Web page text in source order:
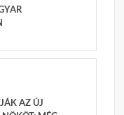
AZ ÚJ